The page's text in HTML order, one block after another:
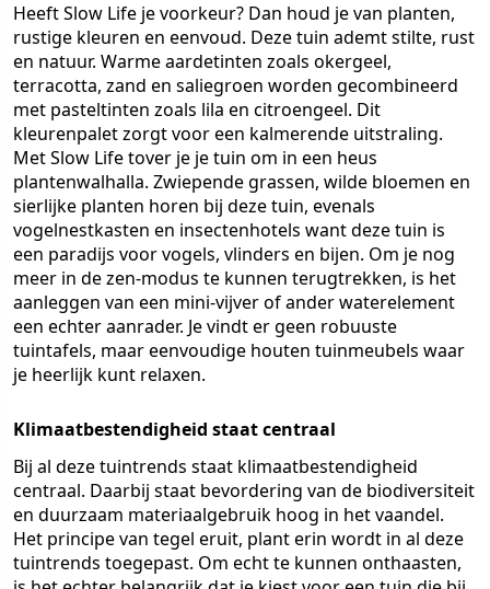
Heeft Slow Life je voorkeur? Dan houd je van planten,
rustige kleuren en eenvoud. Deze tuin ademt stilte, rust
en natuur. Warme aardetinten zoals okergeel,
terracotta, zand en saliegroen worden gecombineerd
met pasteltinten zoals lila en citroengeel. Dit
kleurenpalet zorgt voor een kalmerende uitstraling.
Met Slow Life tover je je tuin om in een heus
plantenwalhalla. Zwiepende grassen, wilde bloemen en
sierlijke planten horen bij deze tuin, evenals
vogelnestkasten en insectenhotels want deze tuin is
een paradijs voor vogels, vlinders en bijen. Om je nog
meer in de zen-modus te kunnen terugtrekken, is het
aanleggen van een mini-vijver of ander waterelement
een echter aanrader. Je vindt er geen robuuste
tuintafels, maar eenvoudige houten tuinmeubels waar
je heerlijk kunt relaxen.
Klimaatbestendigheid staat centraal
Bij al deze tuintrends staat klimaatbestendigheid
centraal. Daarbij staat bevordering van de biodiversiteit
en duurzaam materiaalgebruik hoog in het vaandel.
Het principe van tegel eruit, plant erin wordt in al deze
tuintrends toegepast. Om echt te kunnen onthaasten,